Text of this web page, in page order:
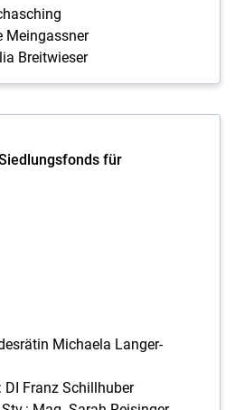
Meingassner
Breitwieser
für
Michaela Langer-
Franz Schillhuber